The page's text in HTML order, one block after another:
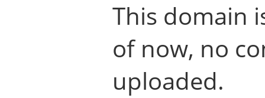
This domain
of now, no
uploaded.